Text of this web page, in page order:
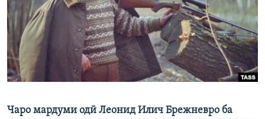
ГУЗОРИШҲОИ РАДИОӢ
Русский
ПАЙГИРӢ КУНЕД
Чаро мардуми одӣ Леонид Илич Брежневро ба